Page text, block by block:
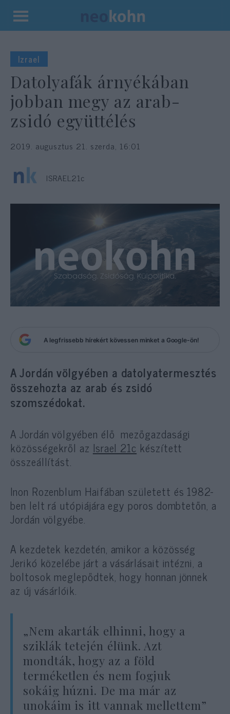
Kilépés
tartalomba
Izrael
Datolyafák árnyékában
jobban megy az arab-
zsidó együttélés
2019. augusztus 21. szerda, 16:01
ISRAEL21c
A legfrissebb hírekért kövessen minket a Google-ön!
A Jordán völgyében a datolyatermesztés
összehozta az arab és zsidó
szomszédokat.
A Jordán völgyében élő mezőgazdasági
közösségekről az Israel 21c készített
összeállítást.
Inon Rozenblum Haifában született és 1982-
ben lelt rá utópiájára egy poros dombtetőn, a
Jordán völgyébe.
A kezdetek kezdetén, amikor a közösség
Jerikó közelébe járt a vásárlásait intézni, a
boltosok meglepődtek, hogy honnan jönnek
az új vásárlóik.
„Nem akarták elhinni, hogy a
sziklák tetején élünk. Azt
mondták, hogy az a föld
terméketlen és nem fogjuk
sokáig húzni. De ma már az
unokáim is itt vannak mellettem”